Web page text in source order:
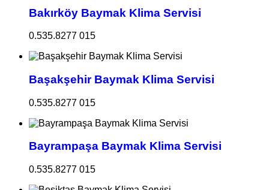
Bakırköy Baymak Klima Servisi
0.535.8277 015
Başakşehir Baymak Klima Servisi
0.535.8277 015
Bayrampaşa Baymak Klima Servisi
0.535.8277 015